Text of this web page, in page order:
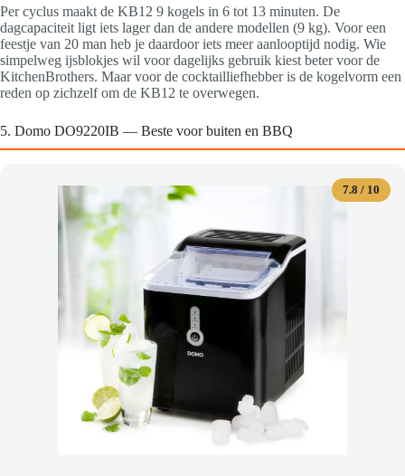
Per cyclus maakt de KB12 9 kogels in 6 tot 13 minuten. De
dagcapaciteit ligt iets lager dan de andere modellen (9 kg). Voor een
feestje van 20 man heb je daardoor iets meer aanlooptijd nodig. Wie
simpelweg ijsblokjes wil voor dagelijks gebruik kiest beter voor de
KitchenBrothers. Maar voor de cocktailliefhebber is de kogelvorm een
reden op zichzelf om de KB12 te overwegen.
5. Domo DO9220IB — Beste voor buiten en BBQ
7.8 / 10